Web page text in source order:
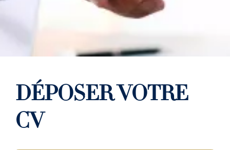
DÉPOSER VOTRE
CV